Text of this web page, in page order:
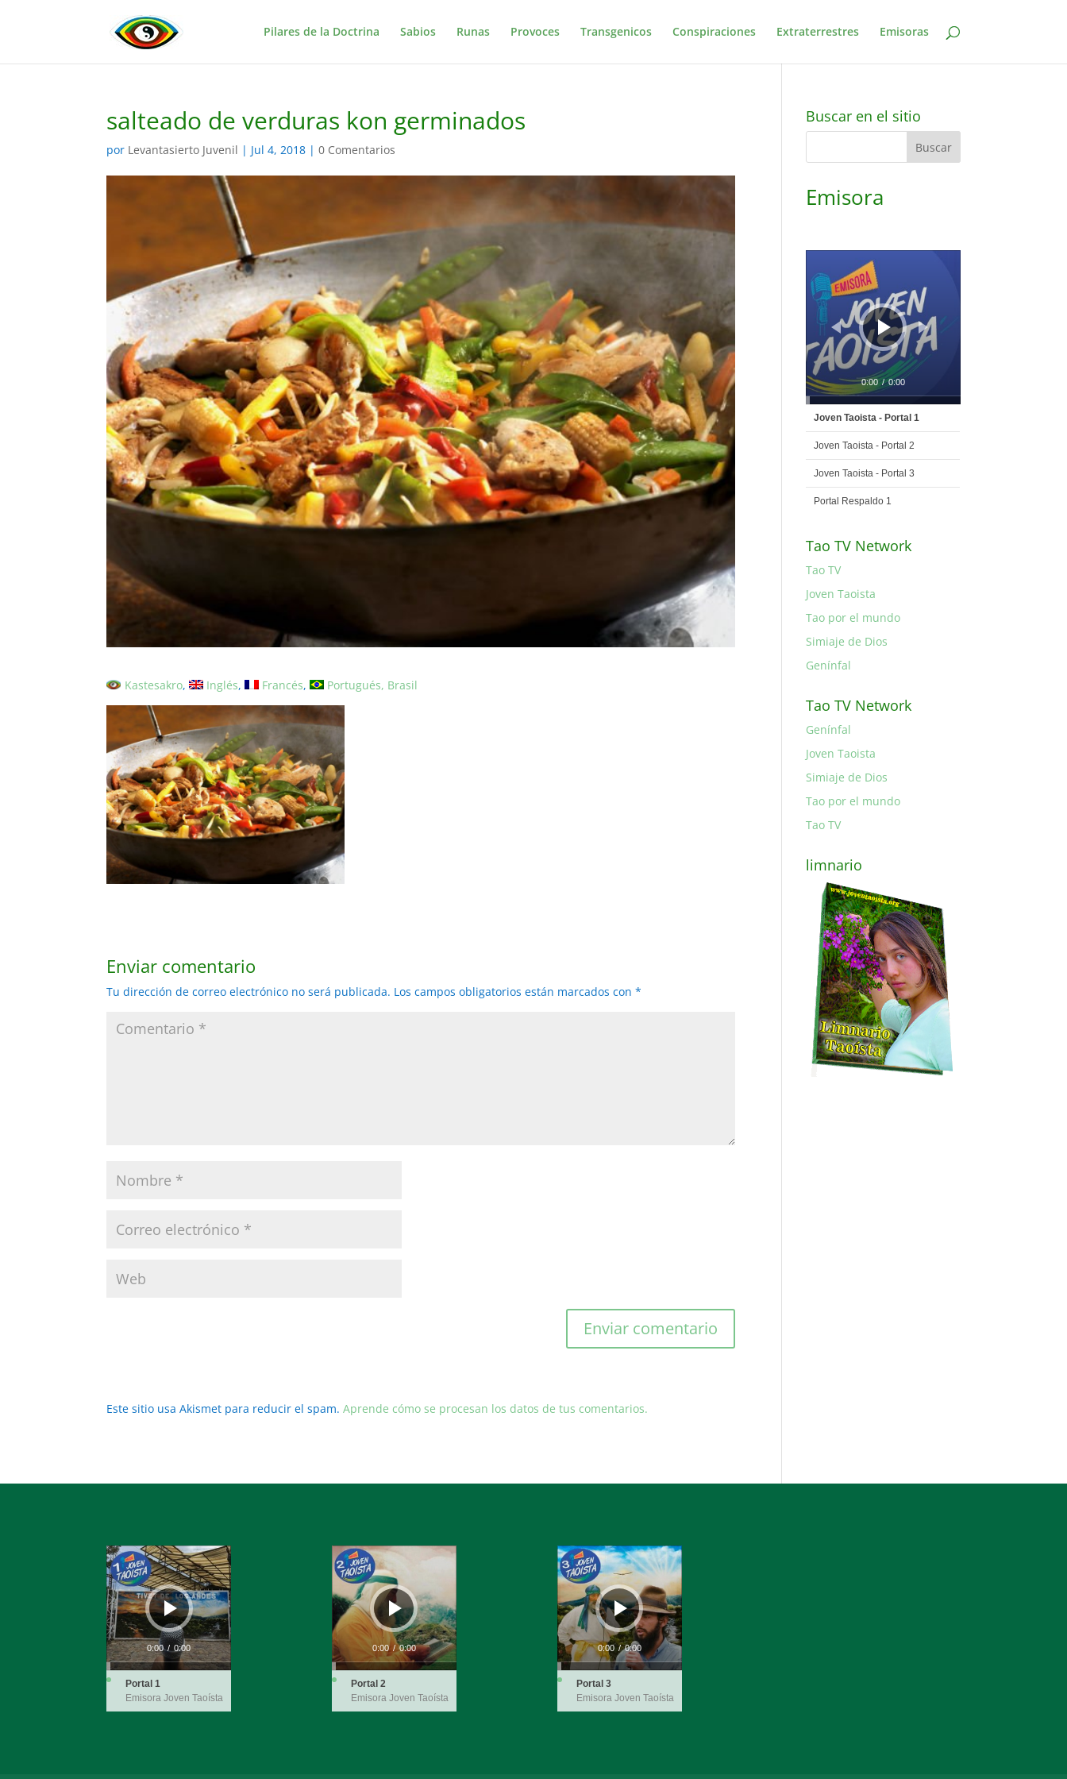
Pilares de la Doctrina Sabios Runas Provoces Transgenicos Conspiraciones Extraterrestres Emisoras
salteado de verduras kon germinados
por Levantasierto Juvenil | Jul 4, 2018 |0 Comentarios
Kastesakro Inglés Francés Portugués, Brasil
Enviar comentario
Tu dirección de correo electrónico no será publicada. Los campos obligatorios están marcados con*
Este sitio usa Akismet para reducir el spam.Aprende cómo se procesan los datos de tus comentarios.
Buscar en el sitio
Emisora
Reproductor
audio
0:00 / 0:00
Joven Taoista - Portal 1
Joven Taoista - Portal 2
Joven Taoista - Portal 3
Portal Respaldo 1
Tao TV Network
Tao TV
Joven Taoista
Tao por el mundo
Simiaje de Dios
Genínfal
Tao TV Network
Genínfal
Joven Taoista
Simiaje de Dios
Tao por el mundo
Tao TV
limnario
Reproductor
de
audio
0:00 / 0:00
Portal 1
Emisora Joven Taoísta
Reproductor
de
audio
0:00 / 0:00
Portal 2
Emisora Joven Taoísta
Reproductor
de
audio
0:00 / 0:00
Portal 3
Emisora Joven Taoísta